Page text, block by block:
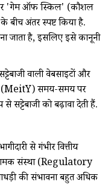
'गेम ऑफ स्किल' (कौशल
अंतर स्पष्ट किया है.
जाता है, इसलिए इसे कानूनी
वाली वेबसाइटों और
(MeitY) समय-समय पर
को बढ़ावा देती हैं.
से गंभीर वित्तीय
संस्था (Regulatory
की संभावना बहुत अधिक